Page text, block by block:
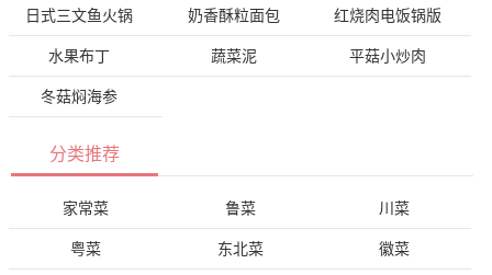
日式三文鱼火锅 奶香酥粒面包 红烧肉电饭锅版
水果布丁 蔬菜泥 平菇小炒肉
冬菇焖海参
分类推荐
家常菜 鲁菜 川菜
粤菜 东北菜 徽菜